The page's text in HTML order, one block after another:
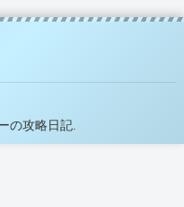
の攻略日記.